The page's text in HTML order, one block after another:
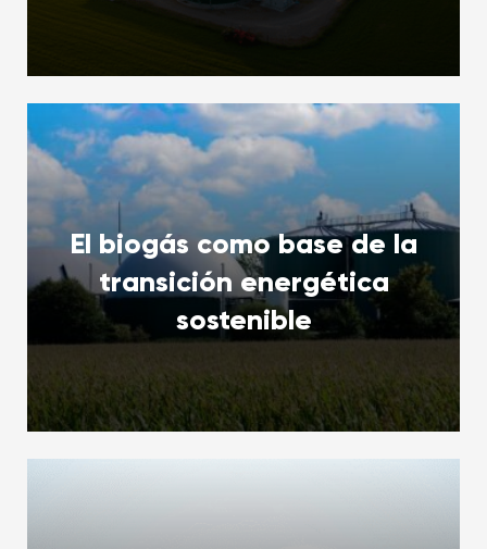
El biogás como base de la
transición energética
sostenible